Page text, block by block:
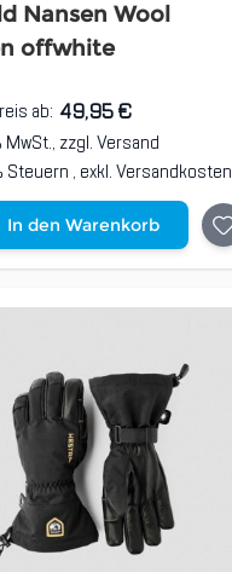
Nansen Wool
offwhite
ab: 49,95 €
MwSt., zzgl.Versand
Steuern , exkl.Versandkosten
In den Warenkorb